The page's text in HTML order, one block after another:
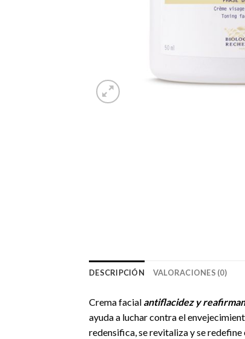
DESCRIPCIÓN VALORACIONES (0)
Crema facial antiflacidez y
ayuda a luchar contra el
redensifica, se revitaliza y se